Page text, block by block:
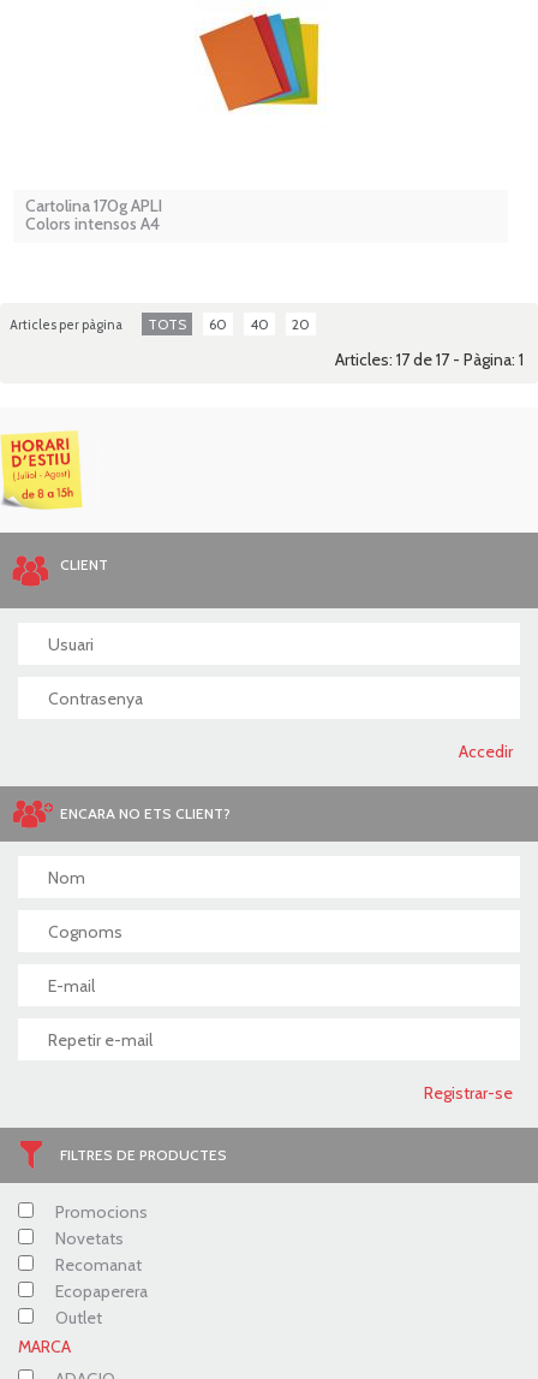
Cartolina 170g APLI
Colors intensos A4
Articles per pàgina TOTS 60 40 20
Articles: 17 de 17 - Pàgina: 1
CLIENT
ENCARA NO ETS CLIENT?
FILTRES DE PRODUCTES
Promocions
Novetats
Recomanat
Ecopaperera
Outlet
MARCA